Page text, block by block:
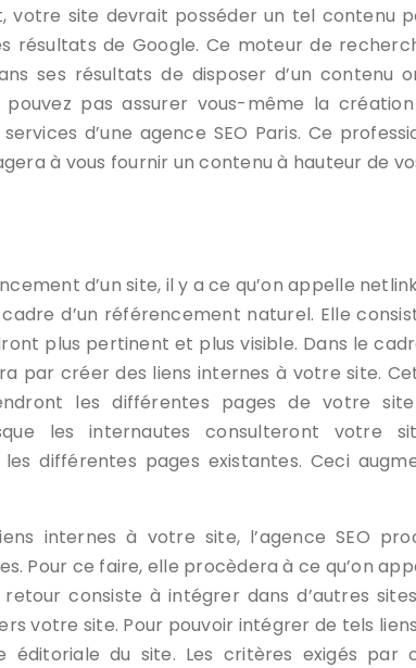
votre site devrait posséder un tel contenu
résultats de Google. Ce moteur de
ses résultats de disposer d’un contenu
pas assurer vous-même la
d’une agence SEO Paris. Ce
à vous fournir un contenu à hauteur de
d’un site, il y a ce qu’on appelle
d’un référencement naturel. Elle
plus pertinent et plus visible. Dans le
par créer des liens internes à votre site.
les différentes pages de votre
les internautes consulteront votre
différentes pages existantes. Ceci
internes à votre site, l’agence SEO
Pour ce faire, elle procèdera à ce qu’on
consiste à intégrer dans d’autres
votre site. Pour pouvoir intégrer de tels
éditoriale du site. Les critères exigés par